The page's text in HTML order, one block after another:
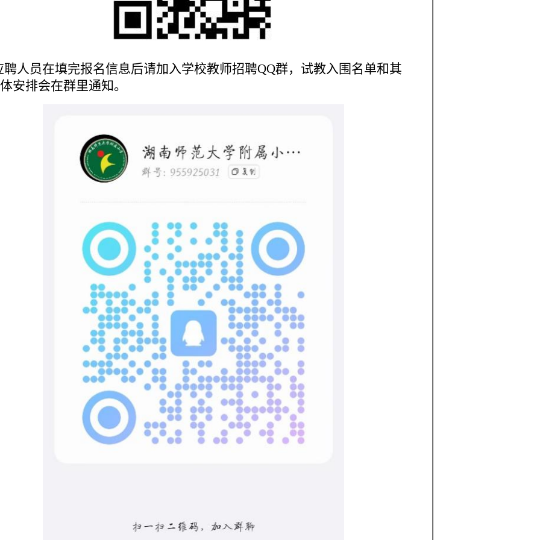
聘人员在填完报名信息后请加入学校教师招聘QQ群，试教入围名单和其
安排会在群里通知。